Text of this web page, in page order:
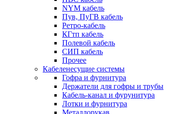
NYM кабель
Пув, ПуГВ кабель
Ретро-кабель
КГтп кабель
Полевой кабель
СИП кабель
Прочее
Кабеленесущие системы
Гофра и фурнитура
Держатели для гофры и трубы
Кабель-канал и фурунитура
Лотки и фурнитура
Металлорукав